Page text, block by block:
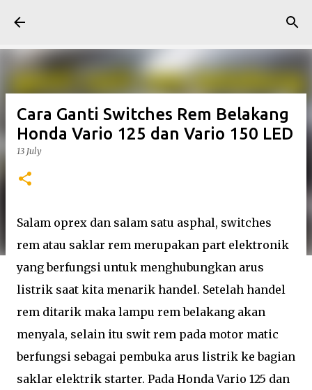
Cara Ganti Switches Rem Belakang
Honda Vario 125 dan Vario 150 LED
13 July
Salam oprex dan salam satu asphal, switches
rem atau saklar rem merupakan part elektronik
yang berfungsi untuk menghubungkan arus
listrik saat kita menarik handel. Setelah handel
rem ditarik maka lampu rem belakang akan
menyala, selain itu swit rem pada motor matic
berfungsi sebagai pembuka arus listrik ke bagian
saklar elektrik starter. Pada Honda Vario 125 dan